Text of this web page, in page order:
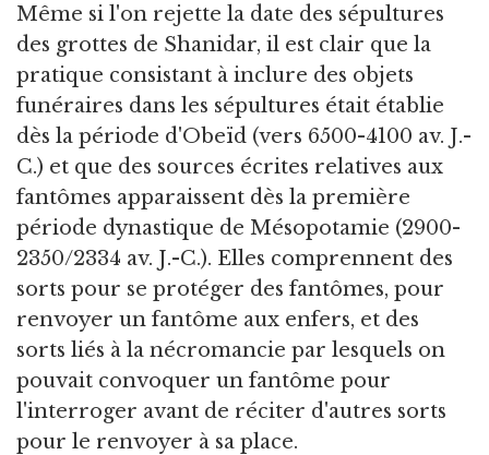
Même si l'on rejette la date des sépultures
des grottes de Shanidar, il est clair que la
pratique consistant à inclure des objets
funéraires dans les sépultures était établie
dès la période d'Obeïd (vers 6500-4100 av. J.-
C.) et que des sources écrites relatives aux
fantômes apparaissent dès la première
période dynastique de Mésopotamie (2900-
2350/2334 av. J.-C.). Elles comprennent des
sorts pour se protéger des fantômes, pour
renvoyer un fantôme aux enfers, et des
sorts liés à la nécromancie par lesquels on
pouvait convoquer un fantôme pour
l'interroger avant de réciter d'autres sorts
pour le renvoyer à sa place.